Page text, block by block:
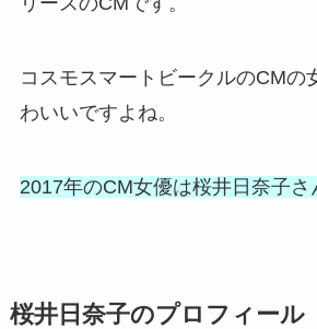
コスモスマートビークルのCMの
わいいですよね。
2017年のCM女優は桜井日奈子
桜井日奈子のプロフィール